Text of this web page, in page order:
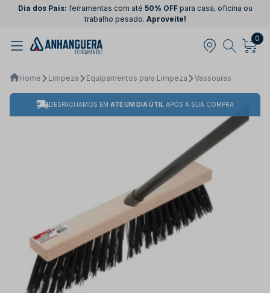
Dia dos Pais: ferramentas com até 50% OFFpara casa, oficina ou
trabalho pesado. Aproveite!
0
Home Limpeza Equipamentos para Limpeza Vassouras
DESPACHAMOS EM ATÉ UM DIA ÚTIL APÓS A SUA COMPRA